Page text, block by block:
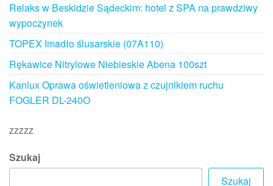
Relaks w Beskidzie Sądeckim: hotel z SPA na prawdziwy
wypoczynek
TOPEX Imadło ślusarskie (07A110)
Rękawice Nitrylowe Niebieskie Abena 100szt
Kanlux Oprawa oświetleniowa z czujnikiem ruchu
FOGLER DL-240O
zzzzz
Szukaj
Szukaj